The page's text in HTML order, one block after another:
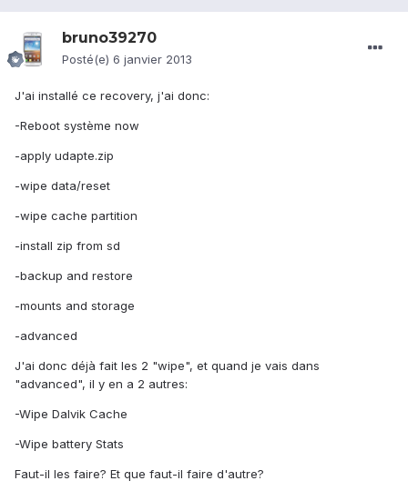
bruno39270
Posté(e) 6 janvier 2013
J'ai installé ce recovery, j'ai donc:
-Reboot système now
-apply udapte.zip
-wipe data/reset
-wipe cache partition
-install zip from sd
-backup and restore
-mounts and storage
-advanced
J'ai donc déjà fait les 2 "wipe", et quand je vais dans
"advanced", il y en a 2 autres:
-Wipe Dalvik Cache
-Wipe battery Stats
Faut-il les faire? Et que faut-il faire d'autre?